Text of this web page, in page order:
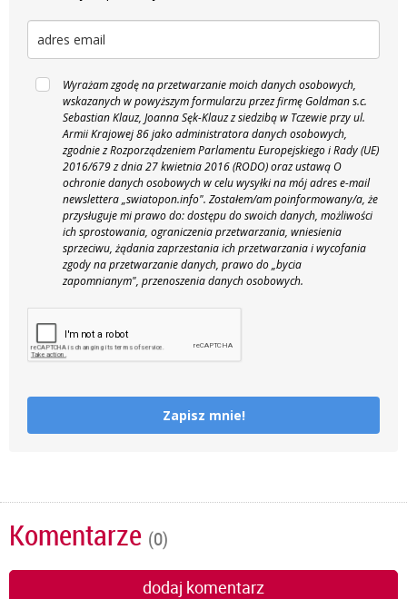
Wyrażam zgodę na przetwarzanie moich danych osobowych,
wskazanych w powyższym formularzu przez firmę Goldman s.c.
Sebastian Klauz, Joanna Sęk-Klauz z siedzibą w Tczewie przy ul.
Armii Krajowej 86 jako administratora danych osobowych,
zgodnie z Rozporządzeniem Parlamentu Europejskiego i Rady (UE)
2016/679 z dnia 27 kwietnia 2016 (RODO) oraz ustawą O
ochronie danych osobowych w celu wysyłki na mój adres e-mail
newslettera „swiatopon.info". Zostałem/am poinformowany/a, że
przysługuje mi prawo do: dostępu do swoich danych, możliwości
ich sprostowania, ograniczenia przetwarzania, wniesienia
sprzeciwu, żądania zaprzestania ich przetwarzania i wycofania
zgody na przetwarzanie danych, prawo do „bycia
zapomnianym", przenoszenia danych osobowych.
Zapisz mnie!
Komentarze (0)
dodaj komentarz